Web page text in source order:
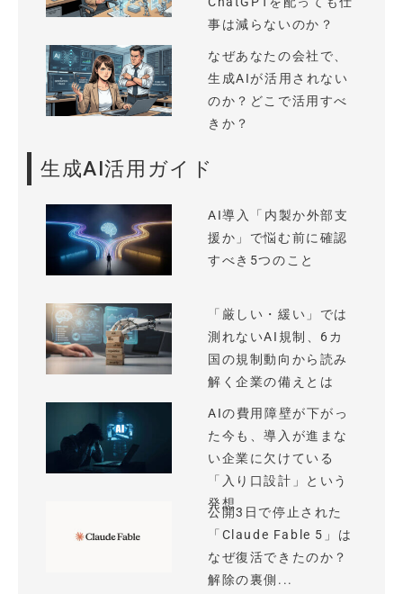
事は減らないのか？
なぜあなたの会社で、
生成AIが活用されない
のか？どこで活用すべ
きか？
生成AI活用ガイド
AI導入「内製か外部支
援か」で悩む前に確認
すべき5つのこと
「厳しい・緩い」では
測れないAI規制、6カ
国の規制動向から読み
解く企業の備えとは
AIの費用障壁が下がっ
た今も、導入が進まな
い企業に欠けている
「入り口設計」という
発想
公開3日で停止された
「Claude Fable 5」は
なぜ復活できたのか？
解除の裏側...